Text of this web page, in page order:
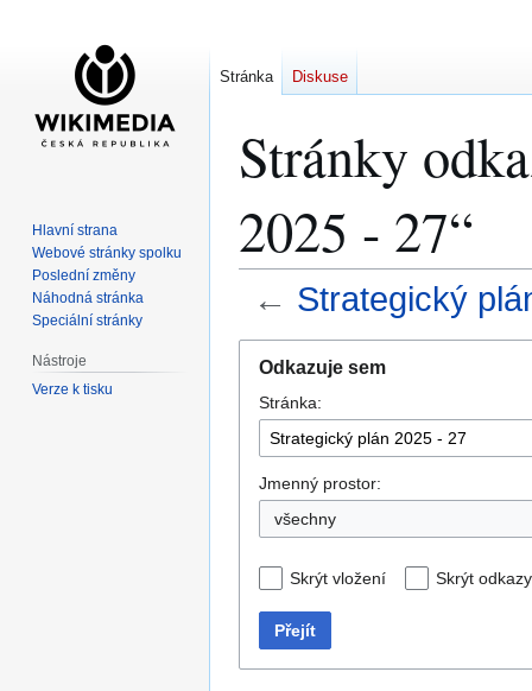
Stránky
2025 - 27“
← Strategický
navigaci
vyhledávání
Odkazuje sem
Stránka:
Jmenný prostor:
všechny
Skrýt vložení Skrýt odkazy
Přejít
Stránka Diskuse
Hlavní strana
Webové stránky spolku
Poslední změny
Náhodná stránka
Speciální stránky
Nástroje
Verze k tisku